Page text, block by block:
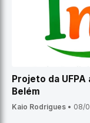
Projeto da
Belém
Kaio Rodrigues • 08/